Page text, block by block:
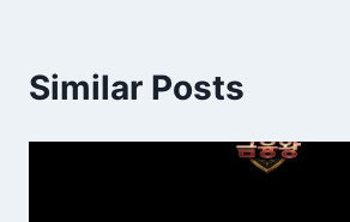
Similar Posts